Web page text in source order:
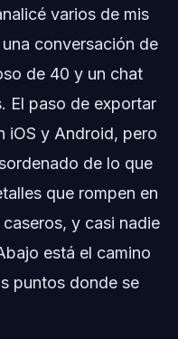
varios de mis
conversación de
de 40 y un chat
El paso de exportar
iOS y Android, pero
de lo que
que rompen en
y casi nadie
está el camino
puntos donde se